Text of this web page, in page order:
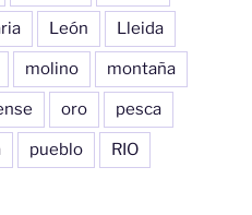
León Lleida
molino montaña
oro pesca
pueblo RIO